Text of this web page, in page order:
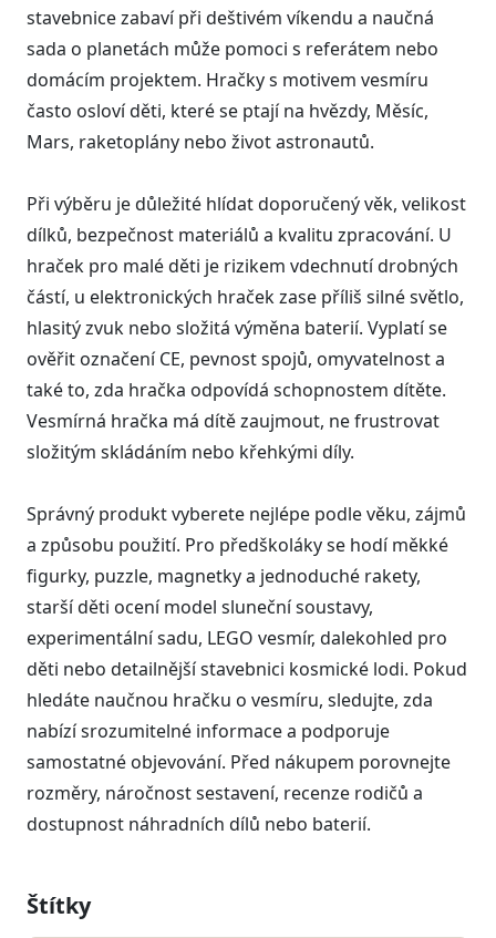
stavebnice zabaví při deštivém víkendu a naučná
sada o planetách může pomoci s referátem nebo
domácím projektem. Hračky s motivem vesmíru
často osloví děti, které se ptají na hvězdy, Měsíc,
Mars, raketoplány nebo život astronautů.
Při výběru je důležité hlídat doporučený věk, velikost
dílků, bezpečnost materiálů a kvalitu zpracování. U
hraček pro malé děti je rizikem vdechnutí drobných
částí, u elektronických hraček zase příliš silné světlo,
hlasitý zvuk nebo složitá výměna baterií. Vyplatí se
ověřit označení CE, pevnost spojů, omyvatelnost a
také to, zda hračka odpovídá schopnostem dítěte.
Vesmírná hračka má dítě zaujmout, ne frustrovat
složitým skládáním nebo křehkými díly.
Správný produkt vyberete nejlépe podle věku, zájmů
a způsobu použití. Pro předškoláky se hodí měkké
figurky, puzzle, magnetky a jednoduché rakety,
starší děti ocení model sluneční soustavy,
experimentální sadu, LEGO vesmír, dalekohled pro
děti nebo detailnější stavebnici kosmické lodi. Pokud
hledáte naučnou hračku o vesmíru, sledujte, zda
nabízí srozumitelné informace a podporuje
samostatné objevování. Před nákupem porovnejte
rozměry, náročnost sestavení, recenze rodičů a
dostupnost náhradních dílů nebo baterií.
Štítky